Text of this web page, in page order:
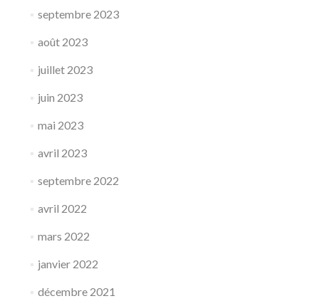
septembre 2023
août 2023
juillet 2023
juin 2023
mai 2023
avril 2023
septembre 2022
avril 2022
mars 2022
janvier 2022
décembre 2021